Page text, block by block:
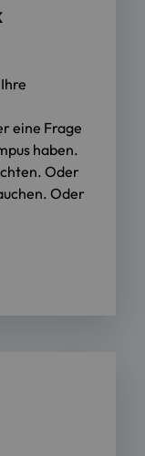
eine Frage
haben.
Oder
Oder